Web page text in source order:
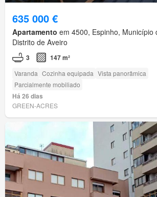
635 000 €
Apartamento em 4500, Espinho, Município
Distrito de Aveiro
3 147 m²
Varanda Cozinha equipada Vista panorâmica
Parcialmente mobiliado
Há 26 dias
GREEN-ACRES